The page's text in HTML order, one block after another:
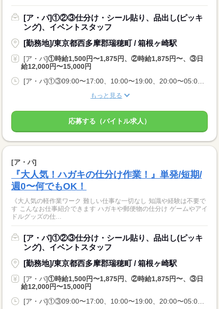
[ア・パ]①②③仕分け・シール貼り、品出し(ピッキ
ング)、イベントスタッフ
[勤務地]/東京都西多摩郡瑞穂町 / 箱根ヶ崎駅
[ア・パ]①時給1,500円〜1,875円、②時給1,875円〜、③日
給12,000円〜15,000円
[ア・パ]①③09:00〜17:00、10:00〜19:00、20:00〜05:00、②10:00〜06:00
もっと見る
応募する（バイトル求人）
[ア・パ]
『大人気！ハガキの仕分け作業！』単発/短期/
週0〜何でもOK！
《大人気の軽作業ワーク 難しい仕事な一切なし 知識や経験は不要で
す こんなお仕事紹介できます ハガキや郵便物の仕分け ゲームやアイ
ドルグッズの仕...
[ア・パ]①②③仕分け・シール貼り、品出し(ピッキ
ング)、イベントスタッフ
[勤務地]/東京都西多摩郡瑞穂町 / 箱根ヶ崎駅
[ア・パ]①時給1,500円〜1,875円、②時給1,875円〜、③日
給12,000円〜15,000円
[ア・パ]①③09:00〜17:00、10:00〜19:00、20:00〜05:00、②10:00〜06:00